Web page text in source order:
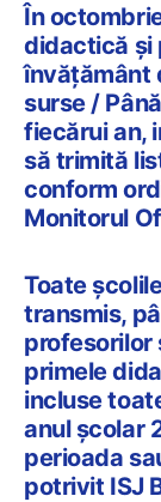
În
didactică și
învățământ
surse /
fiecărui an,
să trimită
conform
Monitorul
Toate
transmis,
profesorilor
primele
incluse
anul școlar
perioada
potrivit ISJ